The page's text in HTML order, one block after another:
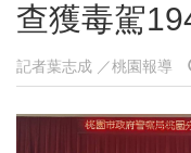
查獲毒駕
記者葉志成 ／桃園報導